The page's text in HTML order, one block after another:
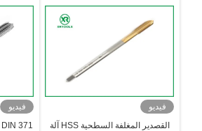
فيديو
القصدير المغلفة السطحية HSS آلة
فيديو